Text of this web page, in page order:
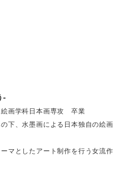
-
画学科日本画専攻 卒業
下、水墨画による日本独自の絵画
マとしたアート制作を行う女流作